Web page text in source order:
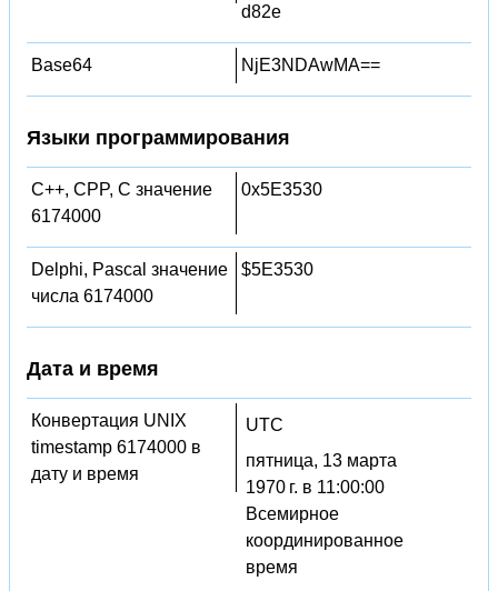
d82e
Base64 NjE3NDAwMA==
Языки программирования
C++, CPP, C значение
6174000
0x5E3530
Delphi, Pascal значение
числа 6174000
$5E3530
Дата и время
Конвертация UNIX
timestamp 6174000 в
дату и время
UTC
пятница, 13 марта
1970 г. в 11:00:00
Всемирное
координированное
время